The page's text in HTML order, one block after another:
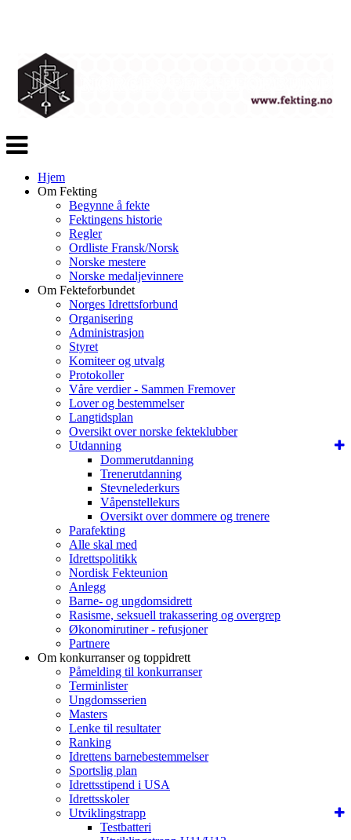
Veksle
navigasjon
Hjem
Om Fekting
Begynne å fekte
Fektingens historie
Regler
Ordliste Fransk/Norsk
Norske mestere
Norske medaljevinnere
Om Fekteforbundet
Norges Idrettsforbund
Organisering
Administrasjon
Styret
Komiteer og utvalg
Protokoller
Våre verdier - Sammen Fremover
Lover og bestemmelser
Langtidsplan
Oversikt over norske fekteklubber
Utdanning
Dommerutdanning
Trenerutdanning
Stevnelederkurs
Våpenstellekurs
Oversikt over dommere og trenere
Parafekting
Alle skal med
Idrettspolitikk
Nordisk Fekteunion
Anlegg
Barne- og ungdomsidrett
Rasisme, seksuell trakassering og overgrep
Økonomirutiner - refusjoner
Partnere
Om konkurranser og toppidrett
Påmelding til konkurranser
Terminlister
Ungdomsserien
Masters
Lenke til resultater
Ranking
Idrettens barnebestemmelser
Sportslig plan
Idrettsstipend i USA
Idrettsskoler
Utviklingstrapp
Testbatteri